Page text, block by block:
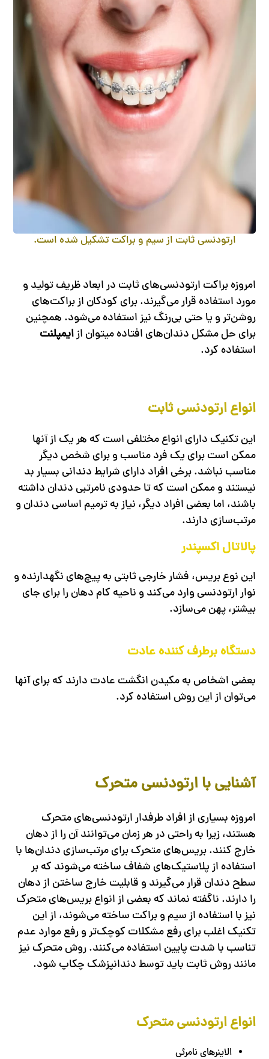
ارتودنسی ثابت از سیم و براکت تشکیل شده است.
امروزه براکت ارتودنسی‌های ثابت در ابعاد ظریف تولید و
مورد استفاده قرار می‌گیرند. برای کودکان از براکت‌های
روشن‌تر و یا حتی بی‌رنگ نیز استفاده می‌شود. همچنین
برای حل مشکل دندان‌های افتاده میتوان ازایمپلنت
استفاده کرد.
انواع ارتودنسی ثابت
این تکنیک دارای انواع مختلفی است که هر یک از آنها
ممکن است برای یک فرد مناسب و برای شخص دیگر
مناسب نباشد. برخی افراد دارای شرایط دندانی بسیار بد
نیستند و ممکن است که تا حدودی نامرتبی دندان داشته
باشند، اما بعضی افراد دیگر، نیاز به ترمیم اساسی دندان و
مرتب‌سازی دارند.
پالاتال اکسپندر
این نوع بریس، فشار خارجی ثابتی به پیچ‌های نگهدارنده و
نوار ارتودنسی وارد می‌کند و ناحیه کام دهان را برای جای
بیشتر، پهن می‌سازد.
دستگاه برطرف کننده عادت
بعضی اشخاص به مکیدن انگشت عادت دارند که برای آنها
می‌توان از این روش استفاده کرد.
آشنایی با ارتودنسی متحرک
امروزه بسیاری از افراد طرفدار ارتودنسی‌های متحرک
هستند، زیرا به راحتی در هر زمان می‌توانند آن را از دهان
خارج کنند. بریس‌های متحرک برای مرتب‌سازی دندان‌ها با
استفاده از پلاستیک‌های شفاف ساخته می‌شوند که بر
سطح دندان قرار می‌گیرند و قابلیت خارج ساختن از دهان
را دارند. ناگفته نماند که بعضی از انواع بریس‌های متحرک
نیز با استفاده از سیم و براکت ساخته می‌شوند، از این
تکنیک اغلب برای رفع مشکلات کوچک‌تر و رفع موارد عدم
تناسب با شدت پایین استفاده می‌کنند. روش متحرک نیز
مانند روش ثابت باید توسط دندانپزشک چکاپ شود.
انواع ارتودنسی متحرک
الاینرهای نامرئی